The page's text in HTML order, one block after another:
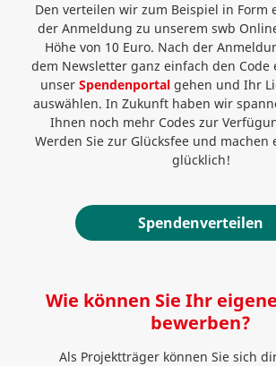
Den verteilen wir zum Beispiel in Form
der Anmeldung zu unserem swb
Höhe von 10 Euro. Nach der
dem Newsletter ganz einfach den
unser Spendenportalgehen und Ihr
auswählen. In Zukunft haben wir
Ihnen noch mehr Codes zur
Werden Sie zur Glücksfee und machen
glücklich!
Spendenverteilen
Wie können Sie Ihr
bewerben?
Als Projektträger können Sie sich